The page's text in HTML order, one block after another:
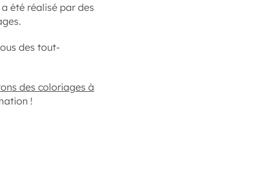
été réalisé par des
des tout-
des coloriages à
!